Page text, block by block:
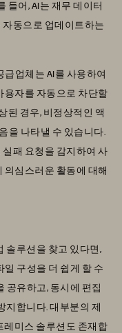
들어, AI는 재무 데이터
동으로 업데이트하는
급업체는 AI를 사용하여
용자를 자동으로 차단할
된 경우, 비정상적인 액
을 나타낼 수 있습니다.
패 요청을 감지하여 사
의심스러운 활동에 대해
솔루션을 찾고 있다면,
일 구성을 더 쉽게 할 수
공유하고, 동시에 편집
지합니다. 대부분의 제
레미스 솔루션도 존재합